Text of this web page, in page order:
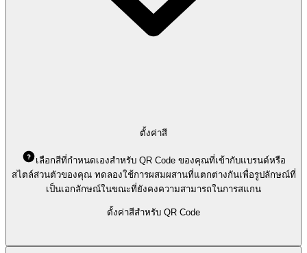
ตั้งค่าสี
เลือกสีที่กำหนดเองสำหรับ QR Code ของคุณที่เข้ากับแบรนด์หรือ
สไตล์ส่วนตัวของคุณ ทดลองใช้การผสมผสานที่แตกต่างกันเพื่อรูปลักษณ์ที่
เป็นเอกลักษณ์ในขณะที่ยังคงความสามารถในการสแกน
ตั้งค่าสีสำหรับ QR Code